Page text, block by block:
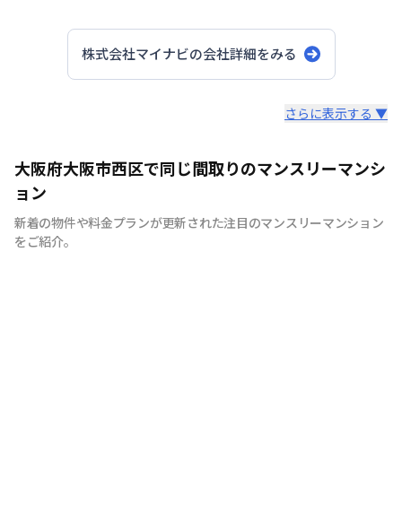
株式会社マイナビの会社詳細をみる
快適で安心な住まいをご提供。入居者様の住み心地と健康
を考え、専門部隊がお部屋を厳選！入居者満足度97％！
さらに表示する ▼
大阪府大阪市西区で同じ間取りのマンスリーマンシ
ョン
新着の物件や料金プランが更新された注目のマンスリーマンション
をご紹介。